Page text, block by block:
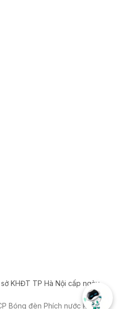
KHĐT TP Hà Nội cấp ngày
Bóng đèn Phích nước Rạng